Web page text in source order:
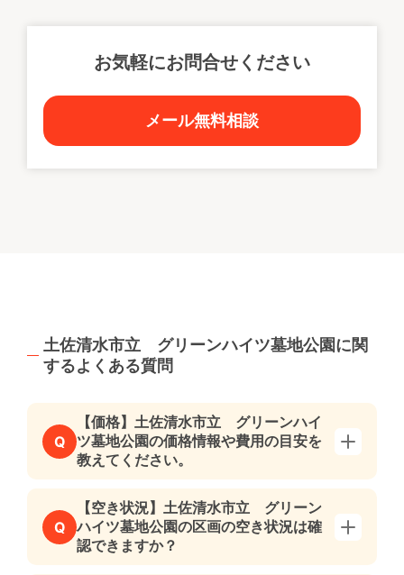
お気軽にお問合せください
メール無料相談
土佐清水市立 グリーンハイツ墓地公園に関
するよくある質問
Q
【価格】土佐清水市立 グリーンハイ
ツ墓地公園の価格情報や費用の目安を
教えてください。
Q
【空き状況】土佐清水市立 グリーン
ハイツ墓地公園の区画の空き状況は確
認できますか？